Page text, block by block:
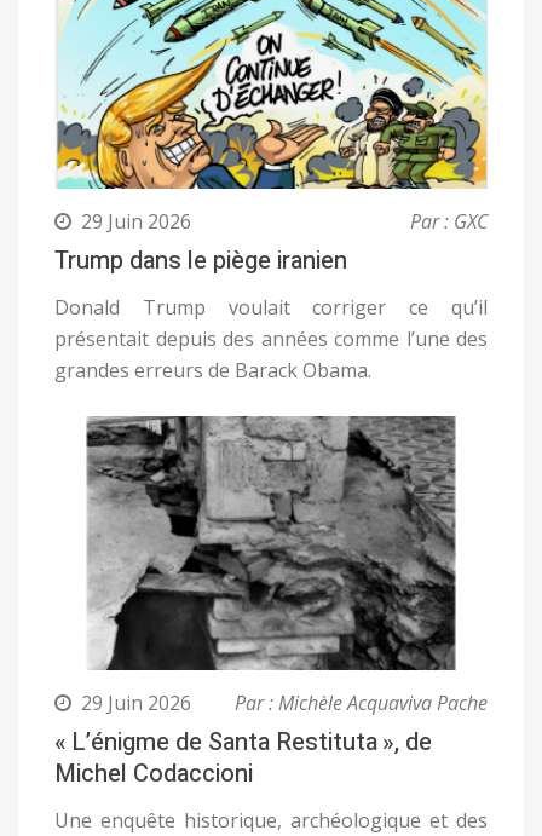
29 Juin 2026 Par : GXC
Trump dans le piège iranien
Donald Trump voulait corriger ce qu’il
présentait depuis des années comme l’une des
grandes erreurs de Barack Obama.
29 Juin 2026 Par : Michèle Acquaviva Pache
« L’énigme de Santa Restituta », de
Michel Codaccioni
Une enquête historique, archéologique et des